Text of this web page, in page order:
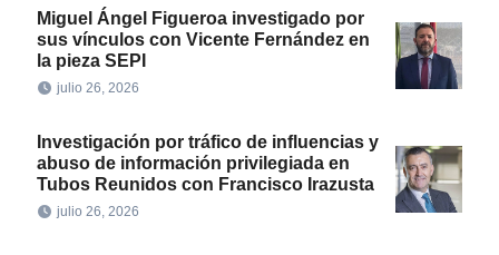
Miguel Ángel Figueroa investigado por
sus vínculos con Vicente Fernández en
la pieza SEPI
julio 26, 2026
Investigación por tráfico de influencias y
abuso de información privilegiada en
Tubos Reunidos con Francisco Irazusta
julio 26, 2026